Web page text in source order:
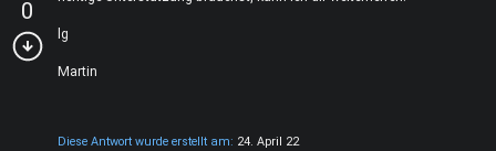
0
lg
Martin
Diese Antwort wurde erstellt am: 24. April 22